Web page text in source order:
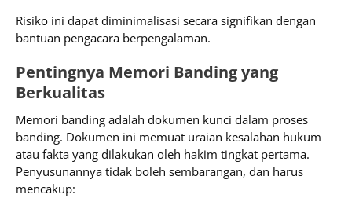
Risiko ini dapat diminimalisasi secara signifikan dengan
bantuan pengacara berpengalaman.
Pentingnya Memori Banding yang
Berkualitas
Memori banding adalah dokumen kunci dalam proses
banding. Dokumen ini memuat uraian kesalahan hukum
atau fakta yang dilakukan oleh hakim tingkat pertama.
Penyusunannya tidak boleh sembarangan, dan harus
mencakup: